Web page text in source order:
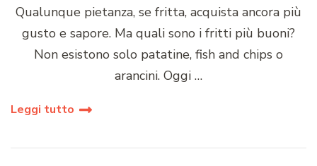
Qualunque pietanza, se fritta, acquista ancora più
gusto e sapore. Ma quali sono i fritti più buoni?
Non esistono solo patatine, fish and chips o
arancini. Oggi …
Leggi tutto